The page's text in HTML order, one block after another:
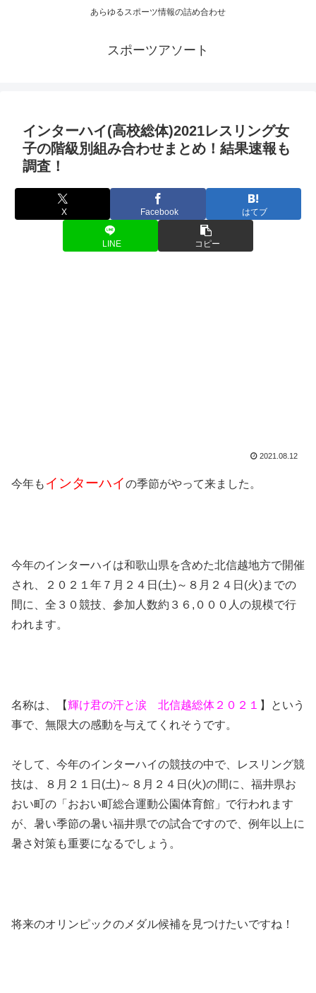
あらゆるスポーツ情報の詰め合わせ
スポーツアソート
インターハイ(高校総体)2021レスリング女
子の階級別組み合わせまとめ！結果速報も
調査！
X Facebook はてブ
LINE コピー
2021.08.12
今年もインターハイの季節がやって来ました。
今年のインターハイは和歌山県を含めた北信越地方で開催
され、２０２１年７月２４日(土)～８月２４日(火)までの
間に、全３０競技、参加人数約３６,０００人の規模で行
われます。
名称は、【輝け君の汗と涙 北信越総体２０２１ 】という
事で、無限大の感動を与えてくれそうです。
そして、今年のインターハイの競技の中で、レスリング競
技は、８月２１日(土)～８月２４日(火)の間に、福井県お
おい町の「おおい町総合運動公園体育館」で行われます
が、暑い季節の暑い福井県での試合ですので、例年以上に
暑さ対策も重要になるでしょう。
将来のオリンピックのメダル候補を見つけたいですね！